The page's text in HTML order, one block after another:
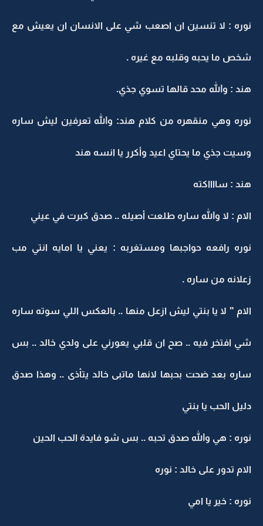
نوره : لا تنسين ان اصعب شي على الانسان ان يعيش مع
شخص ما يحبه وقلبه مع غيره .
هند : والله محد قالها تسوي جذي.
نوره وهي منقهره من كلام هند: والله تعرفين ليش ساره
وسيت جذي ما يحتاي اعيد وأكرر يا انسه هند
هند : سااااكته
الام : لا والله ساره طلعت أصيله .. صدق كبرت في عيني
نوره رافعه حواجبها ومستغربه : يعني يا امايه انتي مب
زعلانه من ساره .
الام " لا يا بنتي ليش ازعل منها .. بالعكس اللي سوته ساره
شي افتخر فيه .. صح ان قلبي يعورني على ولدي خالد .. بس
ساره بعد ضحت بحبها لانها ماتبى خالد يتأذى .. وهذا صدق
دليل الحب يا بنتي
نوره : هي والله صدق تحبه .. بس شو فايدة الحب الحين
الام تدور على خالد : نوره
نوره : خير يا امي